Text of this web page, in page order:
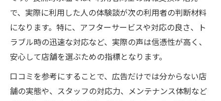
で、実際に利用した人の体験談が次の利用者の判断材料
になります。特に、アフターサービスや対応の良さ、ト
ラブル時の迅速な対応など、実際の声は信憑性が高く、
安心して店舗を選ぶための指標となります。
口コミを参考にすることで、広告だけでは分からない店
舗の実態や、スタッフの対応力、メンテナンス体制など